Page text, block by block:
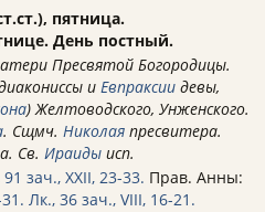
пятница.
День постный.
Пресвятой Богородицы.
и Евпраксии девы,
) Желтоводского, Унженского.
. Сщмч. Николая пресвитера.
Св. Ираиды исп.
зач., XXII, 23-33. Прав. Анны:
Лк., 36 зач., VIII, 16-21.